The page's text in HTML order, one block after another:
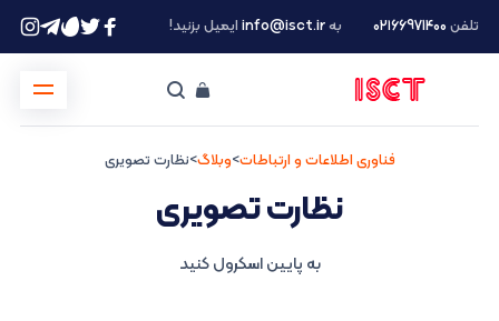
تلفن ۰۲۱66971400 بهinfo@isct.irایمیل بزنید!
فناوری اطلاعات و ارتباطات>وبلاگ>نظارت تصویری
نظارت تصویری
به پایین اسکرول کنید